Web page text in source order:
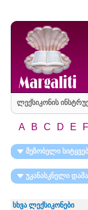
ლექსიკონის
A B C D E F
მეზობელი
უკანასკნელი
სხვა ლექსიკონები